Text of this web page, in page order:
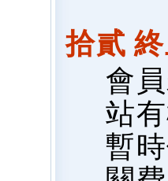
拾貳
會
站
暫